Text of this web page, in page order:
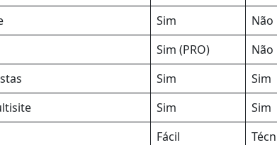
Sim
Não
Sim (PRO)
Não
Sim
Sim
Sim
Sim
Fácil